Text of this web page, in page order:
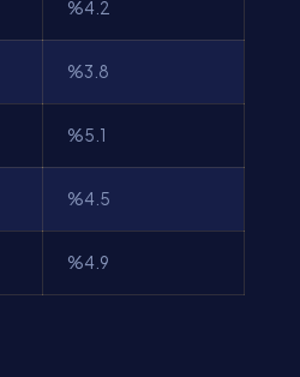
%4.2
%3.8
%5.1
%4.5
%4.9